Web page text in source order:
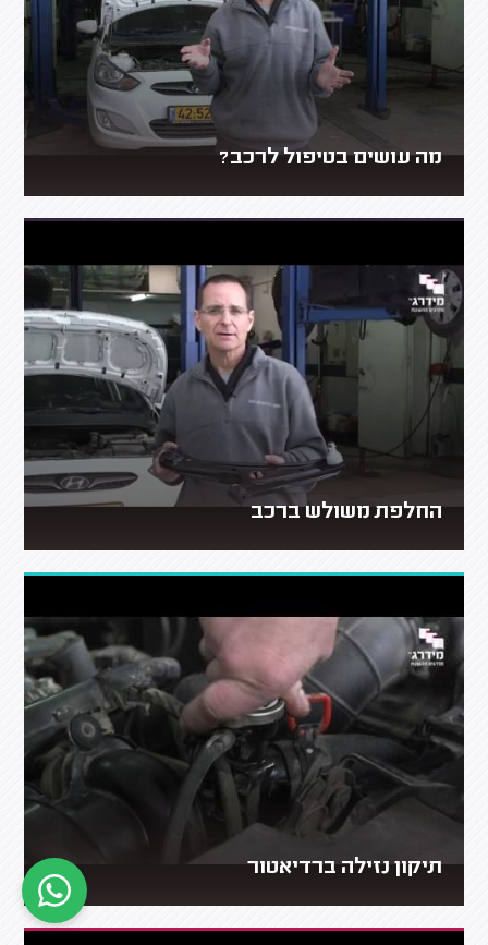
מה עושים בטיפול לרכב?
החלפת משולש ברכב
תיקון נזילה ברדיאטור